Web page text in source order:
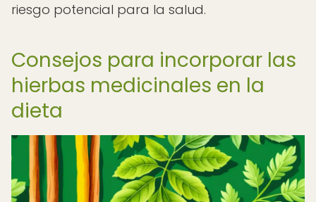
riesgo potencial para la salud.
Consejos para incorporar las
hierbas medicinales en la
dieta